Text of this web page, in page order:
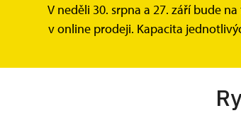
V neděli 30. srpna a 27. září bude
v online prodeji. Kapacita